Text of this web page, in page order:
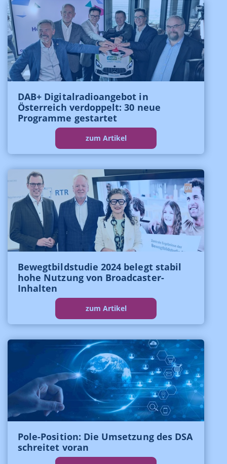
DAB+ Digitalradioangebot in
Österreich verdoppelt: 30 neue
Programme gestartet
zum Artikel
Bewegtbildstudie 2024 belegt stabil
hohe Nutzung von Broadcaster-
Inhalten
zum Artikel
Pole-Position: Die Umsetzung des DSA
schreitet voran